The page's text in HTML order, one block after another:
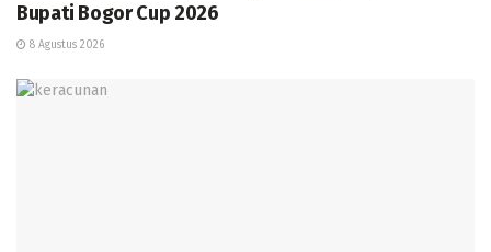
Bupati Bogor Cup 2026
8 Agustus 2026